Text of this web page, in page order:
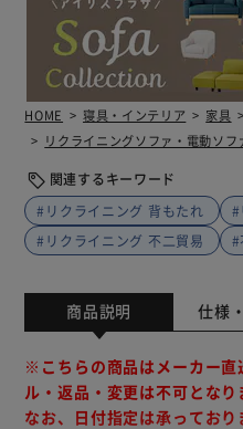
HOME 寝具・インテリア 家具
リクライニングソファ・電動ソフ
関連するキーワード
#リクライニング 背もたれ
#
#リクライニング 不二貿易
#
商品説明 仕様
※こちらの商品はメーカー直
ル・返品・変更は不可となり
なお、日付指定は承ってお